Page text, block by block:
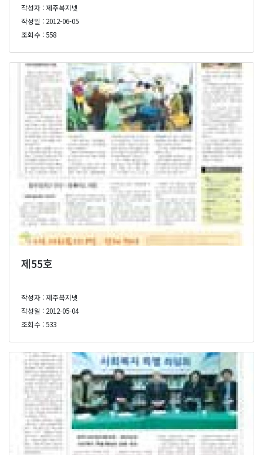
작성자 : 제주복지넷
작성일 : 2012-06-05
조회수 : 558
제55호
작성자 : 제주복지넷
작성일 : 2012-05-04
조회수 : 533